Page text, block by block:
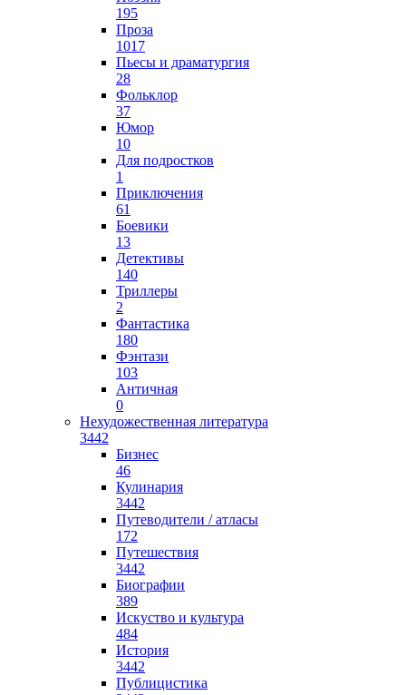
195
Проза
1017
Пьесы и драматургия
28
Фольклор
37
Юмор
10
Для подростков
1
Приключения
61
Боевики
13
Детективы
140
Триллеры
2
Фантастика
180
Фэнтази
103
Античная
0
Нехудожественная литература
3442
Бизнес
46
Кулинария
3442
Путеводители / атласы
172
Путешествия
3442
Биографии
389
Искуство и культура
484
История
3442
Публицистика